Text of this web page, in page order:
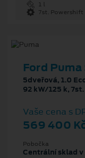
1 l
7st. Powershift
Ford Puma
5dveřová, 1.0
92 kW/125 k,
Vaše cena s
569 400
Pobočka
Centrální sklad v